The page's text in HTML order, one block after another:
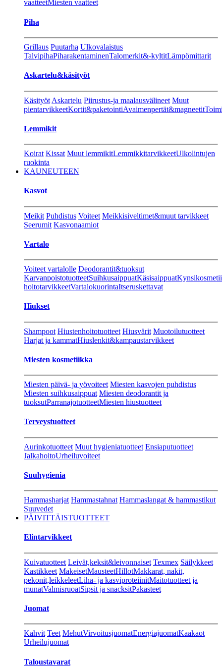
vaatteetMiesten vaatteet
Piha
Grillaus Puutarha Ulkovalaistus
TalvipihaPiharakentaminenTalomerkit&-kyltitLämpömittarit
Askartelu&käsityöt
Käsityöt Askartelu Piirustus-ja maalausvälineet Muut
pientarvikkeetKortit&paketointiAvaimenpertät&magneetit
Lemmikit
Koirat Kissat Muut lemmikitLemmikkitarvikkeetUlkolintujen
ruokinta
KAUNEUTEEN
Kasvot
Meikit Puhdistus Voiteet Meikkisiveltimet&muut tarvikkeet
Seerumit Kasvonaamiot
Vartalo
Voiteet vartalolle Deodorantit&tuoksut
KarvanpoistotuotteetSuihkusaippuatKäsisaippuat
hoitotarvikkeetVartalokuorintaItseruskettavat
Hiukset
Shampoot Hiustenhoitotuotteet Hiusvärit Muotoilutuotteet
Harjat ja kammatHiuslenkit&kampaustarvikkeet
Miesten kosmetiikka
Miesten päivä- ja yövoiteet Miesten kasvojen puhdistus
Miesten suihkusaippuat Miesten deodorantit ja
tuoksutParranajotuotteetMiesten hiustuotteet
Terveystuotteet
Aurinkotuotteet Muut hygieniatuotteet Ensiaputuotteet
JalkahoitoUrheiluvoiteet
Suuhygienia
Hammasharjat Hammastahnat Hammaslangat & hammastikut
Suuvedet
PÄIVITTÄISTUOTTEET
Elintarvikkeet
Kuivatuotteet Leivät,keksit&leivonnaiset Texmex Säilykkeet
Kastikkeet MakeisetMausteetHillotMakkarat, nakit,
pekonit,leikkeleetLiha- ja kasviproteiinitMaitotuotteet ja
munatValmisruoatSipsit ja snacksitPakasteet
Juomat
Kahvit Teet MehutVirvoitusjuomatEnergiajuomatKaakaot
Urheilujuomat
Taloustavarat